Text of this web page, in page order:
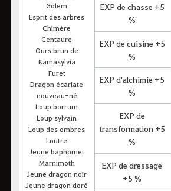
Golem
Esprit des arbres
Chimère
Centaure
Ours brun de
Kamasylvia
Furet
Dragon écarlate
nouveau-né
Loup borrum
Loup sylvain
Loup des ombres
Loutre
Jeune baphomet
Marnimoth
Jeune dragon noir
Jeune dragon doré
EXP de chasse +5
%
EXP de cuisine +5
%
EXP d'alchimie +5
%
EXP de
transformation +5
%
EXP de dressage
+5 %